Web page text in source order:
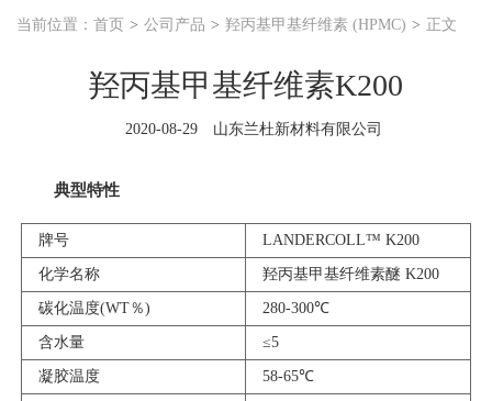
当前位置： 首页 公司产品 羟丙基甲基纤维素 (HPMC) 正文
羟丙基甲基纤维素K200
2020-08-29 山东兰杜新材料有限公司
典型特性
牌号 LANDERCOLL™ K200
化学名称 羟丙基甲基纤维素醚 K200
碳化温度(WT％) 280-300℃
含水量 ≤5
凝胶温度 58-65℃